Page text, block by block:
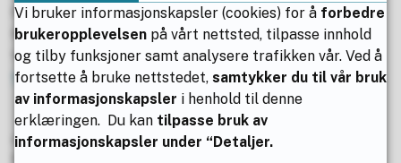
skole - et ettermiddagstilbud her på Bodin!” På Åpen
skole kan du blant annet få gratis middag, henge med
venner og trene på styrkerommet!Les mer om Åpen
skole-tilbudet vårt her.
Publisert av Anja Almås Tangeraaas
Vi bruker informasjonskapsler (cookies) for å forbedre
brukeropplevelsen på vårt nettsted, tilpasse innhold
og tilby funksjoner samt analysere trafikken vår. Ved å
fortsette å bruke nettstedet, samtykker du til vår bruk
av informasjonskapsler i henhold til denne
erklæringen. Du kan tilpasse bruk av
informasjonskapsler under “Detaljer.